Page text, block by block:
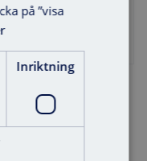
(27)
på ”visa
Inriktning